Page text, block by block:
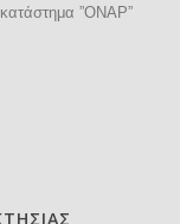
κατάστημα ”ΟΝΑΡ”